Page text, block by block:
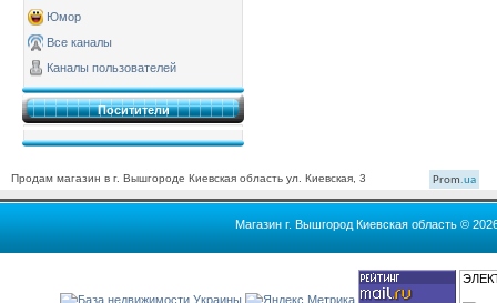
Юмор
Все каналы
Каналы пользователей
Поситители
Продам магазин в г. Вышгороде Киевская область ул. Киевская, 3 Prom.ua
Магазин г. Вышгород Киевская область ©